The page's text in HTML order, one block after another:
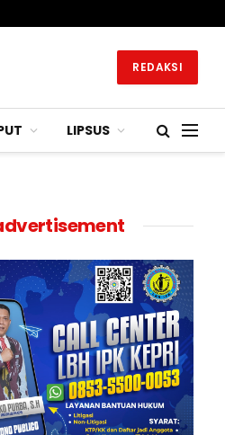
REDAKSI
LIPSUS